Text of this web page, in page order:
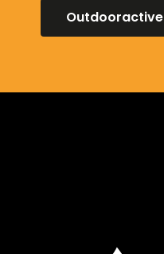
Outdooractive